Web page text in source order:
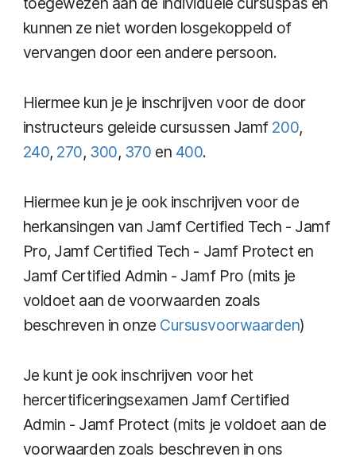
kunnen ze niet worden losgekoppeld of
vervangen door een andere persoon.
Hiermee kun je je inschrijven voor de door
instructeurs geleide cursussen Jamf 200,
240, 270, 300, 370 en 400.
Hiermee kun je je ook inschrijven voor de
herkansingen van Jamf Certified Tech - Jamf
Pro, Jamf Certified Tech - Jamf Protect en
Jamf Certified Admin - Jamf Pro (mits je
voldoet aan de voorwaarden zoals
beschreven in onze Cursusvoorwaarden)
Je kunt je ook inschrijven voor het
hercertificeringsexamen Jamf Certified
Admin - Jamf Protect (mits je voldoet aan de
voorwaarden zoals beschreven in ons